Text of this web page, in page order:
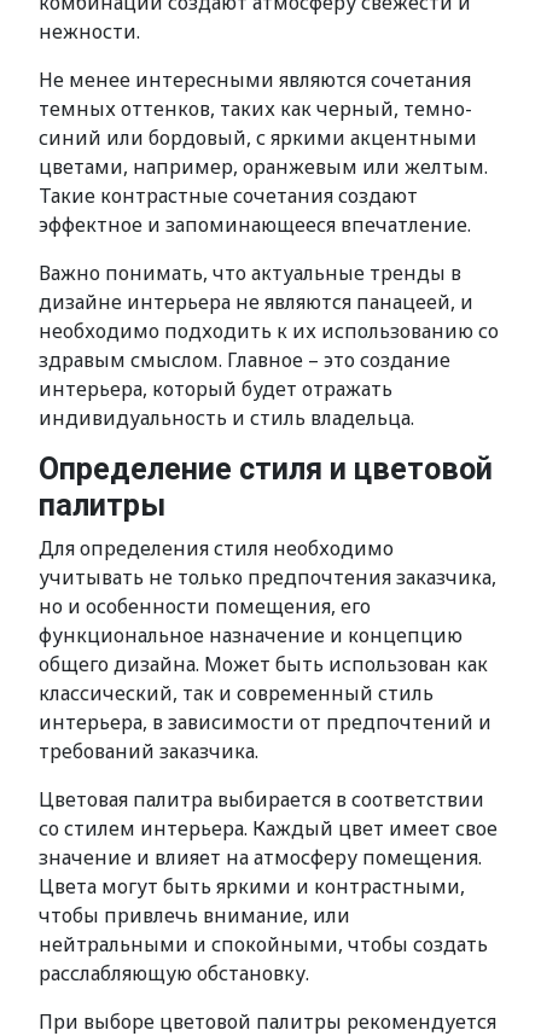
нежности.
Не менее интересными являются сочетания
темных оттенков, таких как черный, темно-
синий или бордовый, с яркими акцентными
цветами, например, оранжевым или желтым.
Такие контрастные сочетания создают
эффектное и запоминающееся впечатление.
Важно понимать, что актуальные тренды в
дизайне интерьера не являются панацеей, и
необходимо подходить к их использованию со
здравым смыслом. Главное – это создание
интерьера, который будет отражать
индивидуальность и стиль владельца.
Определение стиля и цветовой
палитры
Для определения стиля необходимо
учитывать не только предпочтения заказчика,
но и особенности помещения, его
функциональное назначение и концепцию
общего дизайна. Может быть использован как
классический, так и современный стиль
интерьера, в зависимости от предпочтений и
требований заказчика.
Цветовая палитра выбирается в соответствии
со стилем интерьера. Каждый цвет имеет свое
значение и влияет на атмосферу помещения.
Цвета могут быть яркими и контрастными,
чтобы привлечь внимание, или
нейтральными и спокойными, чтобы создать
расслабляющую обстановку.
При выборе цветовой палитры рекомендуется